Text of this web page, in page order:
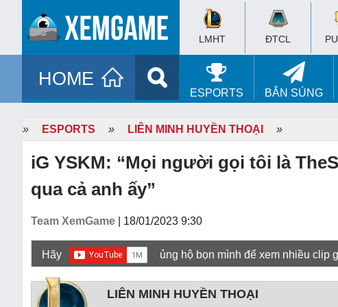
LMHT ĐTCL
HOME
ESPORTS BẮN SÚNG
» ESPORTS » LIÊN MINH HUYỀN THOẠI »
iG YSKM: “Mọi người gọi tôi là
qua cả anh ấy”
Team XemGame | 18/01/2023 9:30
Hãy ủng hộ bọn mình để xem nhiều clip
LIÊN MINH HUYỀN THOẠI